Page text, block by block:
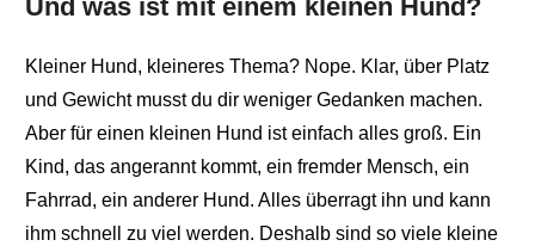
Und was ist mit einem kleinen Hund?
Kleiner Hund, kleineres Thema? Nope. Klar, über Platz
und Gewicht musst du dir weniger Gedanken machen.
Aber für einen kleinen Hund ist einfach alles groß. Ein
Kind, das angerannt kommt, ein fremder Mensch, ein
Fahrrad, ein anderer Hund. Alles überragt ihn und kann
ihm schnell zu viel werden. Deshalb sind so viele kleine